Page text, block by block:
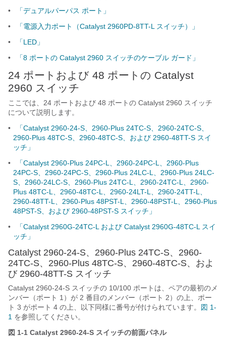
•
「デュアルパーパス ポート」
•
「電源入力ポート（Catalyst 2960PD-8TT-L スイッチ）」
•
「LED」
•
「8 ポートの Catalyst 2960 スイッチのケーブル ガード」
24 ポートおよび 48 ポートの Catalyst
2960 スイッチ
ここでは、24 ポートおよび 48 ポートの Catalyst 2960 スイッチ
について説明します。
•
「Catalyst 2960-24-S、2960-Plus 24TC-S、2960-24TC-S、
2960-Plus 48TC-S、2960-48TC-S、および 2960-48TT-S スイ
ッチ」
•
「Catalyst 2960-Plus 24PC-L、2960-24PC-L、2960-Plus
24PC-S、2960-24PC-S、2960-Plus 24LC-L、2960-Plus 24LC-
S、2960-24LC-S、2960-Plus 24TC-L、2960-24TC-L、2960-
Plus 48TC-L、2960-48TC-L、2960-24LT-L、2960-24TT-L、
2960-48TT-L、2960-Plus 48PST-L、2960-48PST-L、2960-Plus
48PST-S、および 2960-48PST-S スイッチ」
•
「Catalyst 2960G-24TC-L および Catalyst 2960G-48TC-L スイ
ッチ」
Catalyst 2960-24-S、2960-Plus 24TC-S、2960-
24TC-S、2960-Plus 48TC-S、2960-48TC-S、およ
び 2960-48TT-S スイッチ
Catalyst 2960-24-S スイッチの 10/100 ポートは、ペアの最初のメ
ンバー（ポート 1）が 2 番目のメンバー（ポート 2）の上、ポー
ト 3 がポート 4 の上、以下同様に番号が付けられています。 図 1-
1 を参照してください。
図 1-1 Catalyst 2960-24-S スイッチの前面パネル